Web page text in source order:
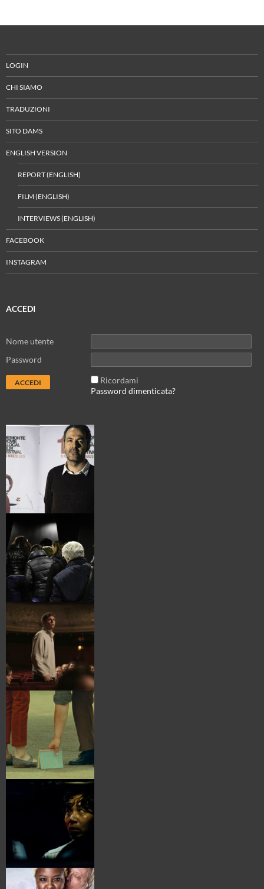
LOGIN
CHI SIAMO
TRADUZIONI
SITO DAMS
ENGLISH VERSION
REPORT (ENGLISH)
FILM (ENGLISH)
INTERVIEWS (ENGLISH)
FACEBOOK
INSTAGRAM
ACCEDI
Nome utente
Password
Ricordami
Password dimenticata?